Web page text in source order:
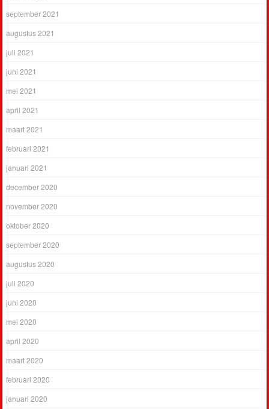
september 2021
augustus 2021
juli 2021
juni 2021
mei 2021
april 2021
maart 2021
februari 2021
januari 2021
december 2020
november 2020
oktober 2020
september 2020
augustus 2020
juli 2020
juni 2020
mei 2020
april 2020
maart 2020
februari 2020
januari 2020